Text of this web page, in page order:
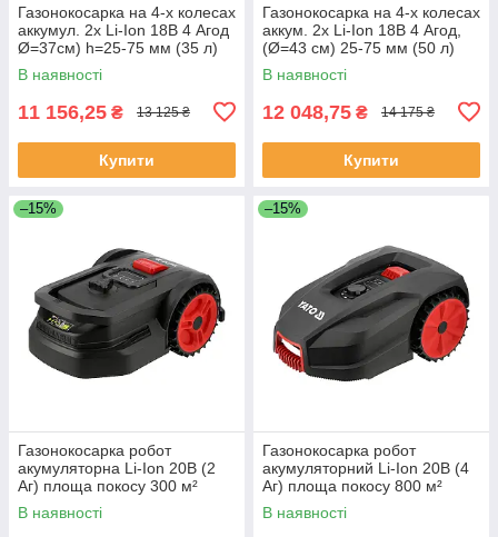
Газонокосарка на 4-х колесах
аккумул. 2х Li-Ion 18В 4 Агод
Ø=37см) h=25-75 мм (35 л)
Yato YT-85222
В наявності
11 156,25 ₴ 13 125 ₴
Купити
Газонокосарка на 4-х колесах
аккум. 2х Li-Ion 18В 4 Агод,
(Ø=43 см) 25-75 мм (50 л)
Yato YT-85224
В наявності
12 048,75 ₴ 14 175 ₴
Купити
–15%
Газонокосарка робот
акумуляторна Li-Ion 20В (2
Аг) площа покосу 300 м²
(ширина 16 см/ висота 20-50
мм) Yato YT-852090
В наявності
–15%
Газонокосарка робот
акумуляторний Li-Ion 20В (4
Аг) площа покосу 800 м²
(ширина 18 см/ висота 20-60
мм) Yato YT-852092
В наявності